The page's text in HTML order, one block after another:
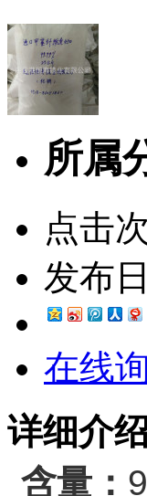
所属
点击
发布
在线
详细介
含量：